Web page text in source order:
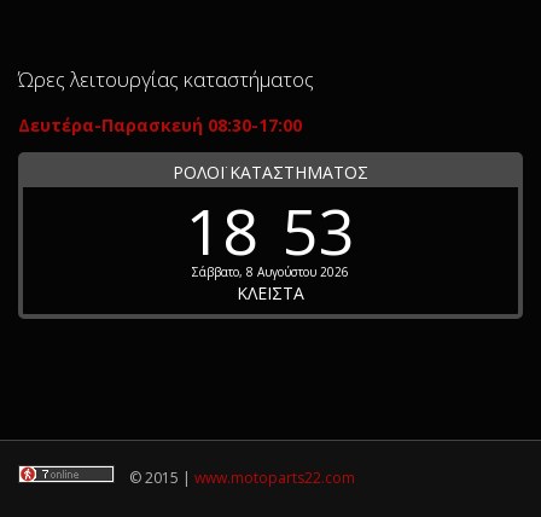
Ώρες λειτουργίας καταστήματος
Δευτέρα-Παρασκευή 08:30-17:00
ΡΟΛΟΪ ΚΑΤΑΣΤΗΜΑΤΟΣ
18 53
Σάββατο, 8 Αυγούστου 2026
ΚΛΕΙΣΤΑ
© 2015 | www.motoparts22.com